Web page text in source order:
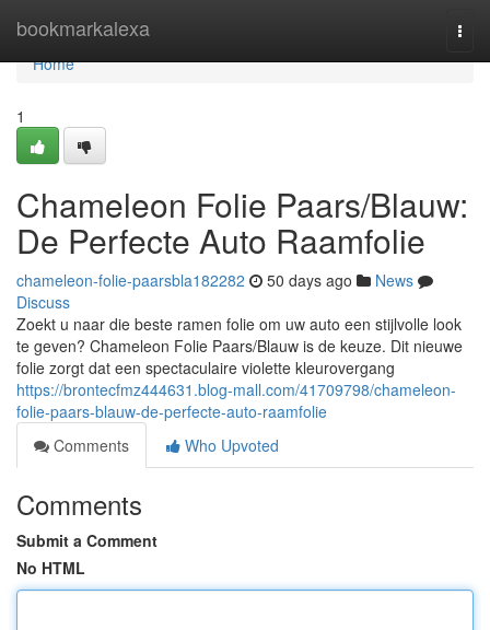
bookmarkalexa
Home
Home
1
Chameleon Folie Paars/Blauw:
De Perfecte Auto Raamfolie
chameleon-folie-paarsbla182282 50 days ago
News
Discuss
Zoekt u naar die beste ramen folie om uw auto een stijlvolle look
te geven? Chameleon Folie Paars/Blauw is de keuze. Dit nieuwe
folie zorgt dat een spectaculaire violette kleurovergang
https://brontecfmz444631.blog-mall.com/41709798/chameleon-
folie-paars-blauw-de-perfecte-auto-raamfolie
Comments
Who Upvoted
Comments
Submit a Comment
No HTML